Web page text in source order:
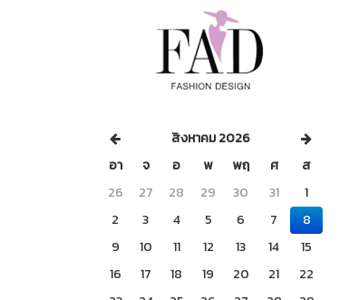
สิงหาคม 2026
อา
จ อ พ พฤ ศ
ส
26
27 28 29 30 31
1
2
3 4 5 6 7
8
9
10 11 12 13 14
15
16
17 18 19 20 21
22